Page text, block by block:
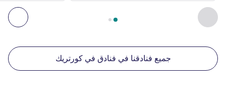
السابق - منشآتنا الأخرى القريبة
الصفحة
جميع فنادقنا في فنادق في كورتريك